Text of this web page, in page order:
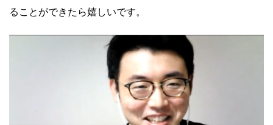
ることができたら嬉しいです。